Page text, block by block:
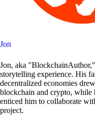
Jon
Jon, aka
storytelling experience. His
decentralized economies
blockchain and crypto, while
enticed him to collaborate
project.